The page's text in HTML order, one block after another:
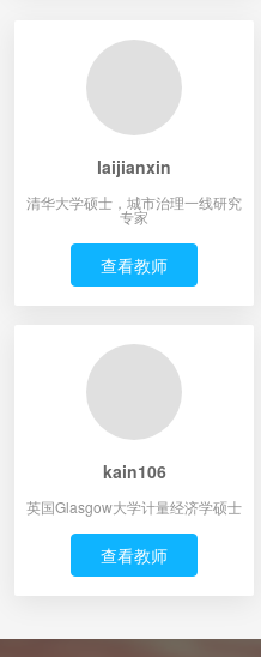
laijianxin
清华大学硕士，城市治理一线研究
专家
查看教师
kain106
英国Glasgow大学计量经济学硕士
查看教师